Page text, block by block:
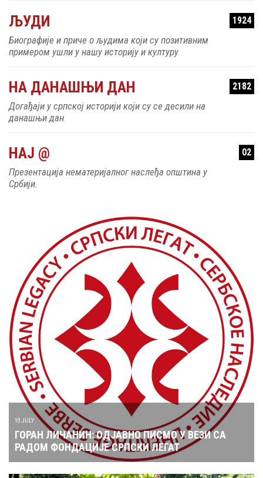
ЉУДИ 1924
Биографије и приче о људима који су позитивним
примером ушли у нашу историју и културу
НА ДАНАШЊИ ДАН 2182
Догађаји у српској историји који су се десили на
данашњи дан
НАЈ @ 02
Презентација нематеријалног наслеђа општина у
Србији.
10 JULY
ГОРАН ЛИЧАНИН: ОДЈАВНО ПИСМО У ВЕЗИ СА
РАДОМ ФОНДАЦИЈЕ СРПСКИ ЛЕГАТ